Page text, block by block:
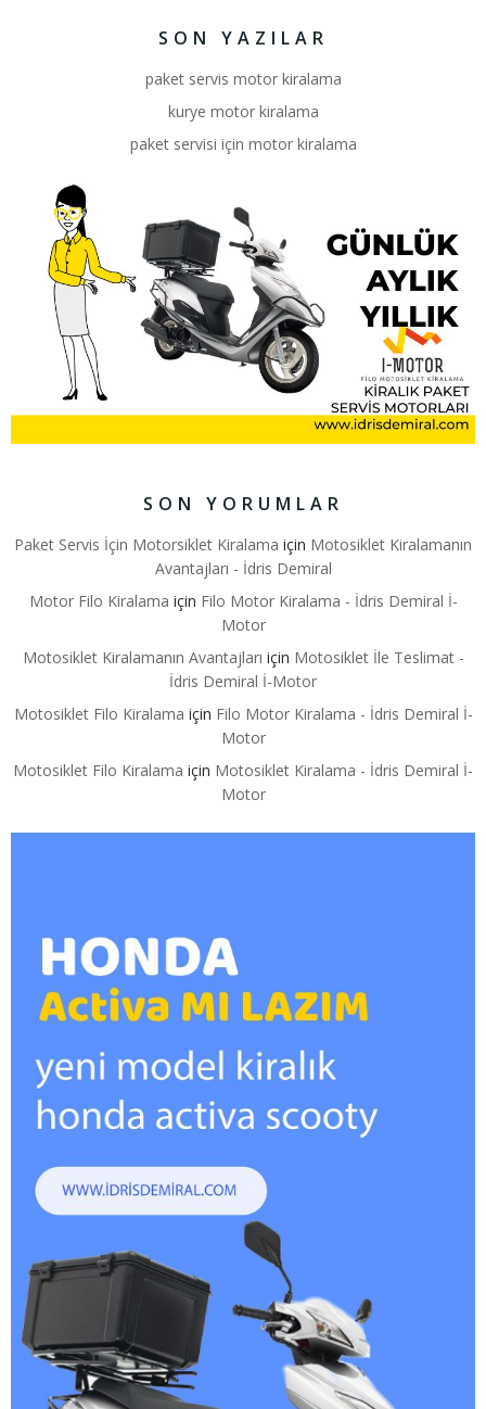
SON YAZILAR
paket servis motor kiralama
kurye motor kiralama
paket servisi için motor kiralama
SON YORUMLAR
Paket Servis İçin Motorsiklet Kiralama için Motosiklet Kiralamanın
Avantajları - İdris Demiral
Motor Filo Kiralama için Filo Motor Kiralama - İdris Demiral İ-
Motor
Motosiklet Kiralamanın Avantajları için Motosiklet İle Teslimat -
İdris Demiral İ-Motor
Motosiklet Filo Kiralama için Filo Motor Kiralama - İdris Demiral İ-
Motor
Motosiklet Filo Kiralama için Motosiklet Kiralama - İdris Demiral İ-
Motor